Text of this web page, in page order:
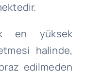
en yüksek
halinde,
edilmeden